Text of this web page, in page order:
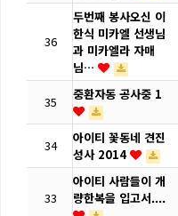
36
두번째 봉사오신 이
한식 미카엘 선생님
과 미카엘라 자매
님…
35 중환자동 공사중 1
34
아이티 꽃동네 견진
성사 2014
33
아이티 사람들이 개
량한복을 입고서....